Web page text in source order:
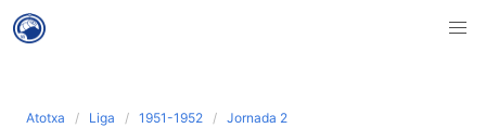
Atotxa Liga 1951-1952 Jornada 2